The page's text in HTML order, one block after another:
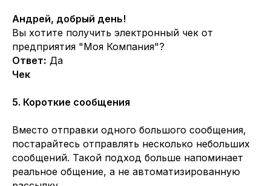
Андрей, добрый день!
Вы хотите получить электронный чек от
предприятия "Моя Компания"?
Ответ: Да
Чек
5. Короткие сообщения
Вместо отправки одного большого сообщения,
постарайтесь отправлять несколько небольших
сообщений. Такой подход больше напоминает
реальное общение, а не автоматизированную